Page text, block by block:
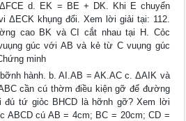
d. EK = BE + DK. Khi E chuyển
ΔECK khụng đổi. Xem lời giải tại: 112.
cao BK và CI cắt nhau tại H. Cỏc
gúc với AB và kẻ từ C vuụng gúc
minh
hành. b. AI.AB = AK.AC c. ΔAIK và
cần cú thờm điều kiện gỡ để đường
đú tứ giỏc BHCD là hỡnh gỡ? Xem lời
ABCD cú AB = 4cm; BC = 20cm; CD =